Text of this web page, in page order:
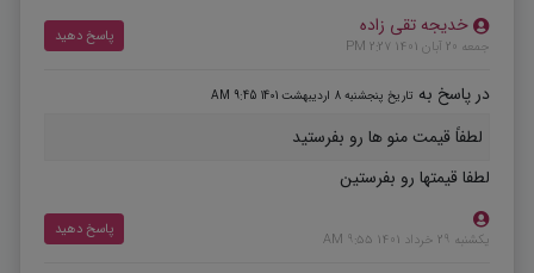
خدیجه تقی زاده
جمعه 20 آبان 1401 2:27 PM
پاسخ دهید
در پاسخ به تاریخ پنجشنبه 8 اردیبهشت 1401 9:45 AM
لطفاً قیمت منو ها رو بفرستید
لطفا قیمتها رو بفرستین
یکشنبه 29 خرداد 1401 9:55 AM
پاسخ دهید